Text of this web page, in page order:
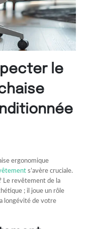
le
ergonomique
s’avère cruciale.
Le revêtement de la
; il joue un rôle
longévité de votre